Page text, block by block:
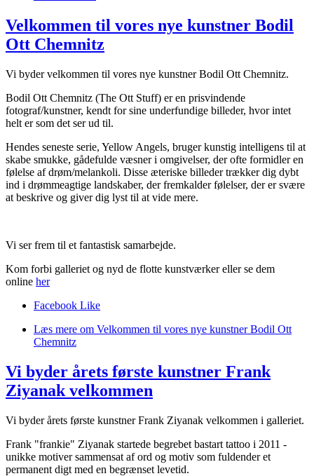
Velkommen til vores nye kunstner Bodil
Ott Chemnitz
Vi byder velkommen til vores nye kunstner Bodil Ott Chemnitz.
Bodil Ott Chemnitz (The Ott Stuff) er en prisvindende
fotograf/kunstner, kendt for sine underfundige billeder, hvor intet
helt er som det ser ud til.
Hendes seneste serie, Yellow Angels, bruger kunstig intelligens til at
skabe smukke, gådefulde væsner i omgivelser, der ofte formidler en
følelse af drøm/melankoli. Disse æteriske billeder trækker dig dybt
ind i drømmeagtige landskaber, der fremkalder følelser, der er svære
at beskrive og giver dig lyst til at vide mere.
Vi ser frem til et fantastisk samarbejde.
Kom forbi galleriet og nyd de flotte kunstværker eller se dem
online her
Facebook Like
Læs mere om Velkommen til vores nye kunstner Bodil Ott
Chemnitz
Vi byder årets første kunstner Frank
Ziyanak velkommen
Vi byder årets første kunstner Frank Ziyanak velkommen i galleriet.
Frank "frankie" Ziyanak startede begrebet bastart tattoo i 2011 -
unikke motiver sammensat af ord og motiv som fuldender et
permanent digt med en begrænset levetid.